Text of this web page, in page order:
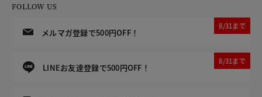
FOLLOW US
メルマガ登録で500円OFF！
8/31まで
LINEお友達登録で500円OFF！
8/31まで